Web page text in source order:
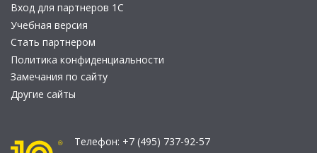
Вход для партнеров 1С
Учебная версия
Стать партнером
Политика конфиденциальности
Замечания по сайту
Другие сайты
Телефон: +7 (495) 737-92-57